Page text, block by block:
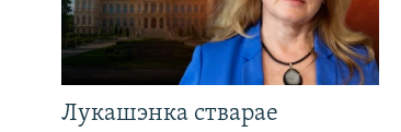
Лукашэнка стварае